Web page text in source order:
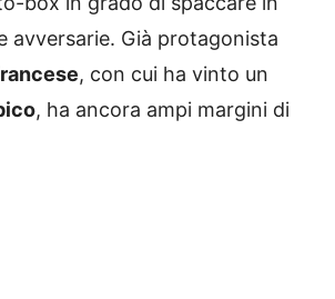
avversarie. Già protagonista
, con cui ha vinto un
, ha ancora ampi margini di